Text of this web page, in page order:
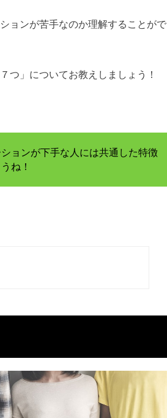
ョンが苦手なのか理解することがで
つ」についてお教えしましょう！
ョンが下手な人には共通した特徴
ね！